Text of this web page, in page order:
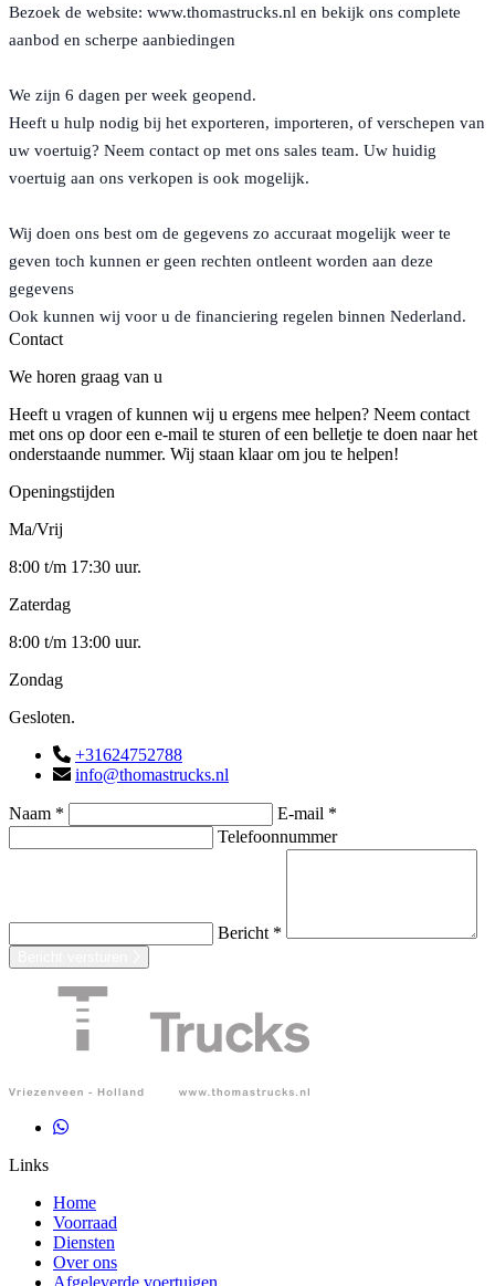
Bezoek de website: www.thomastrucks.nl en bekijk ons complete
aanbod en scherpe aanbiedingen
We zijn 6 dagen per week geopend.
Heeft u hulp nodig bij het exporteren, importeren, of verschepen van
uw voertuig? Neem contact op met ons sales team. Uw huidig
voertuig aan ons verkopen is ook mogelijk.
Wij doen ons best om de gegevens zo accuraat mogelijk weer te
geven toch kunnen er geen rechten ontleent worden aan deze
gegevens
Ook kunnen wij voor u de financiering regelen binnen Nederland.
Contact
We horen graag van u
Heeft u vragen of kunnen wij u ergens mee helpen? Neem contact
met ons op door een e-mail te sturen of een belletje te doen naar het
onderstaande nummer. Wij staan klaar om jou te helpen!
Openingstijden
Ma/Vrij
8:00 t/m 17:30 uur.
Zaterdag
8:00 t/m 13:00 uur.
Zondag
Gesloten.
+31624752788
info@thomastrucks.nl
Naam *
E-mail *
Telefoonnummer
Bericht *
Links
Home
Voorraad
Diensten
Over ons
Afgeleverde voertuigen